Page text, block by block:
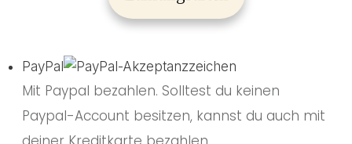
PayPal
Mit Paypal bezahlen. Solltest du keinen
Paypal-Account besitzen, kannst du auch mit